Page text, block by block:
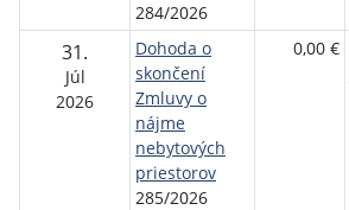
284/2026
31.
Júl
2026
Dohoda o
skončení
Zmluvy o
nájme
nebytových
priestorov
285/2026
0,00 €